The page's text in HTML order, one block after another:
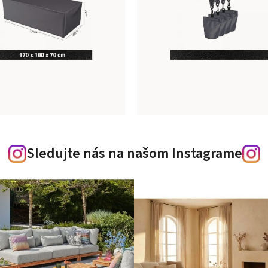
Sledujte nás na našom Instagrame